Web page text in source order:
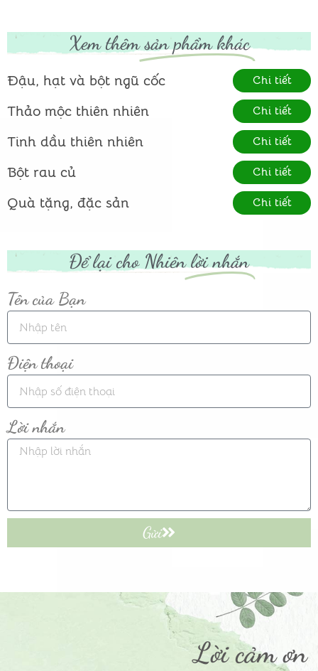
Xem thêm sản phẩm khác
Đậu, hạt và bột ngũ cốc Chi tiết
Thảo mộc thiên nhiên Chi tiết
Tinh dầu thiên nhiên Chi tiết
Bột rau củ Chi tiết
Quà tặng, đặc sản Chi tiết
Để lại cho Nhiên lời nhắn
Tên của Bạn
Điện thoại
Lời nhắn
Gửi
Lời cảm ơn